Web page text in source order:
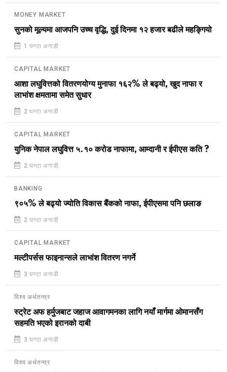
MONEY MARKET
सुनको मूल्यमा आजपनि उच्च वृद्धि, दुई दिनमा १२ हजार बढीले महङ्गियो
1 घण्टा अगाडी
CAPITAL MARKET
आशा लघुवित्तको वितरणयोग्य मुनाफा १६२% ले बढ्यो, खुद नाफा र
लाभांश क्षमतामा समेत सुधार
2 घण्टा अगाडी
CAPITAL MARKET
युनिक नेपाल लघुवित्त ५.१० करोड नाफामा, आम्दानी र ईपीएस कति ?
2 घण्टा अगाडी
BANKING
९०५% ले बढ्यो ज्योति विकास बैंकको नाफा, ईपीएसमा पनि छलाङ
2 घण्टा अगाडी
CAPITAL MARKET
मल्टीपर्सस फाइनान्सले लाभांश वितरण नगर्ने
3 घण्टा अगाडी
विश्व अर्थतन्त्र
स्ट्रेट अफ हर्मुजबाट जहाज आवागमनका लागि नयाँ मार्गमा ओमानसँग
सहमति भएको इरानको दाबी
3 घण्टा अगाडी
विश्व अर्थतन्त्र